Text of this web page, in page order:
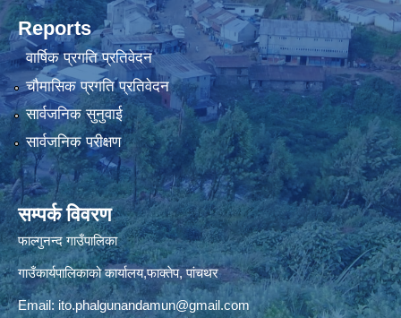
Reports
वार्षिक प्रगति प्रतिवेदन
चौमासिक प्रगति प्रतिवेदन
सार्वजनिक सुनुवाई
सार्वजनिक परीक्षण
सम्पर्क विवरण
फाल्गुनन्द गाउँपालिका
गाउँकार्यपालिकाको कार्यालय,फाक्तेप, पांचथर
Email: ito.phalgunandamun@gmail.com